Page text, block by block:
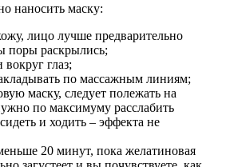
наносить маску:
лицо лучше предварительно
поры раскрылись;
вокруг глаз;
по массажным линиям;
маску, следует полежать на
по максимуму расслабить
и ходить – эффекта не
20 минут, пока желатиновая